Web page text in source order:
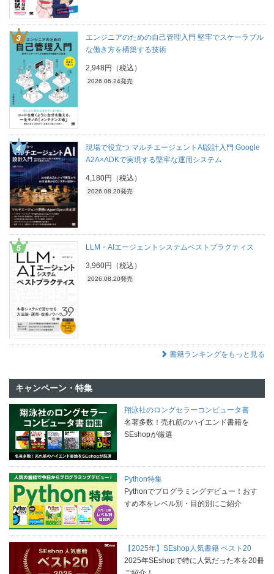
エンジニアのための自己管理入門 堅牢でスケーラブル
な働き方を構築する技術
2,948円（税込）
2026.06.24発売
現場で役立つ マルチエージェントAI設計入門 Google
A2A×ADKで実現する堅牢な運用システム
4,180円（税込）
2026.08.20発売
LLM・AIエージェントシステムベストプラクティス
3,960円（税込）
2026.08.20発売
書籍ランキングをもっと見る
キャンペーン・特集
翔泳社のロングセラーコンピュータ書
名著多数！売れ筋のハイエンド書籍を
SEshopが厳選
Python特集
Pythonでプログラミングデビュー！おす
すめ本をレベル別・目的別にご紹介
【2025年】SEshop人気書籍 ベスト20
2025年SEshopで特に人気だった本を20冊